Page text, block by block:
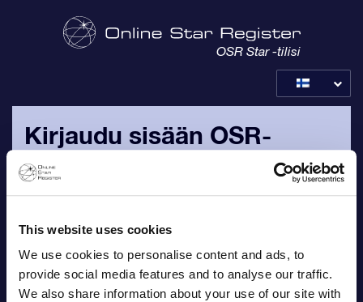
This website uses cookies
We use cookies to personalise content and ads, to
provide social media features and to analyse our traffic.
We also share information about your use of our site with
OSR Star -tilisi
Kirjaudu sisään OSR-
tilillesi
Sähköposti